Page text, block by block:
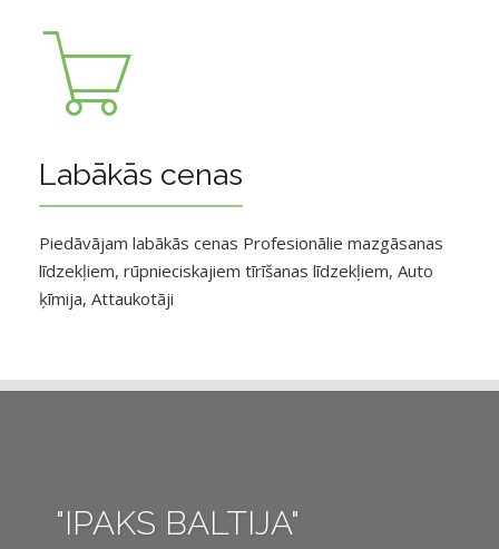
Labākās cenas
Piedāvājam labākās cenas Profesionālie mazgāsanas
līdzekļiem, rūpnieciskajiem tīrīšanas līdzekļiem, Auto
ķīmija, Attaukotāji
"IPAKS BALTIJA"